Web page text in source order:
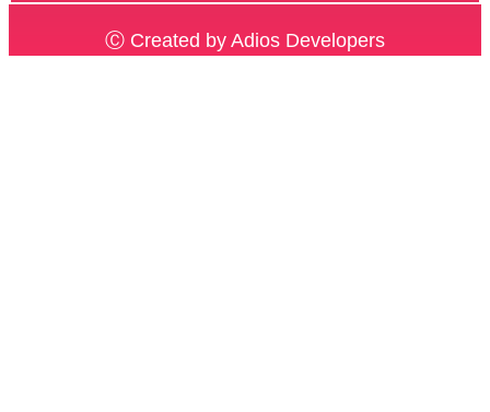
Ⓒ Created by Adios Developers